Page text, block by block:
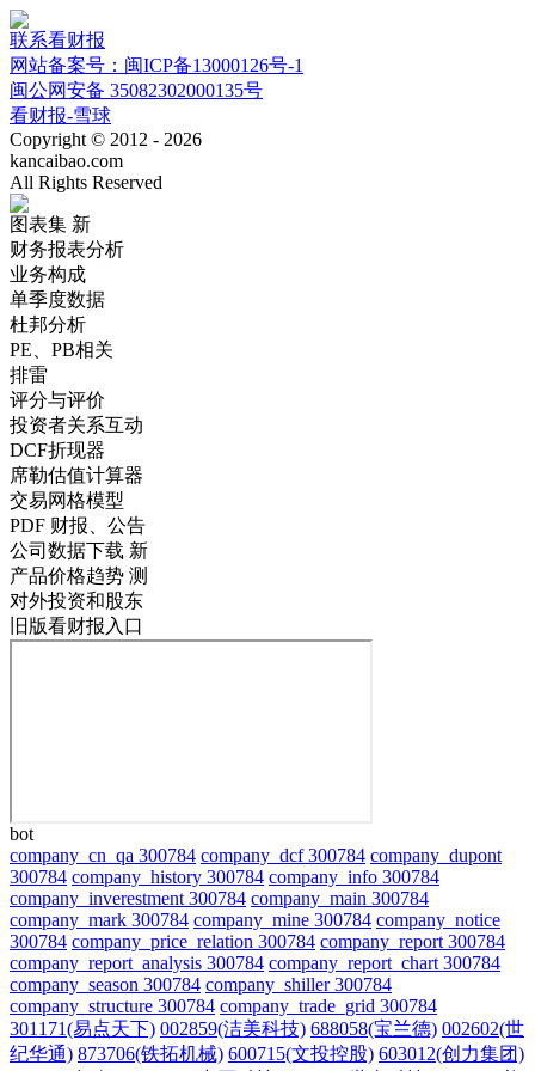
联系看财报
网站备案号：闽ICP备13000126号-1
闽公网安备 35082302000135号
看财报-雪球
Copyright © 2012 - 2026
kancaibao.com
All Rights Reserved
图表集 新
财务报表分析
业务构成
单季度数据
杜邦分析
PE、PB相关
排雷
评分与评价
投资者关系互动
DCF折现器
席勒估值计算器
交易网格模型
PDF 财报、公告
公司数据下载 新
产品价格趋势 测
对外投资和股东
旧版看财报入口
bot
company_cn_qa 300784 company_dcf 300784 company_dupont
300784 company_history 300784 company_info 300784
company_inverestment 300784 company_main 300784
company_mark 300784 company_mine 300784 company_notice
300784 company_price_relation 300784 company_report 300784
company_report_analysis 300784 company_report_chart 300784
company_season 300784 company_shiller 300784
company_structure 300784 company_trade_grid 300784
301171(易点天下) 002859(洁美科技) 688058(宝兰德) 002602(世
纪华通) 873706(铁拓机械) 600715(文投控股) 603012(创力集团)